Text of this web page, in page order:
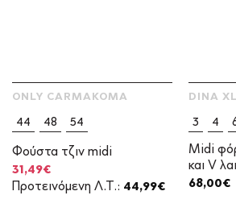
44 48
54
Φούστα τζιν midi
ONLY CARMAKOMA
Original
price
was:
31,49€Η
τρέχουσα
τιμή
Προτεινόμενη Λ.Τ.: 44,99€
3 4
Midi
και V
DINA XL
68,00€